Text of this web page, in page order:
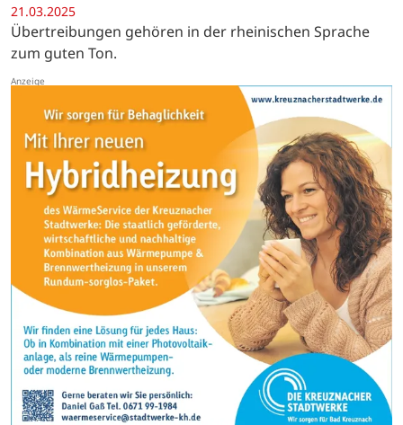
21.03.2025
Übertreibungen gehören in der rheinischen Sprache
zum guten Ton.